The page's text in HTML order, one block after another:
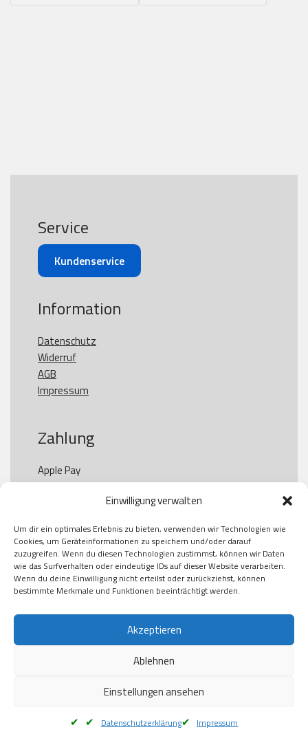
Einwilligung verwalten
Um dir ein optimales Erlebnis zu bieten, verwenden wir Technologien wie
Cookies, um Geräteinformationen zu speichern und/oder darauf
zuzugreifen. Wenn du diesen Technologien zustimmst, können wir Daten
wie das Surfverhalten oder eindeutige IDs auf dieser Website verarbeiten.
Wenn du deine Einwilligung nicht erteilst oder zurückziehst, können
bestimmte Merkmale und Funktionen beeinträchtigt werden.
Akzeptieren
Ablehnen
Einstellungen ansehen
Datenschutzerklärung Impressum
Service
Kundenservice
Information
Datenschutz
Widerruf
AGB
Impressum
Zahlung
Apple Pay
Paypal
Kauf auf Rechung
Klarna
American Express